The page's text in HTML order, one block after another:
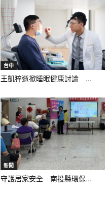
台中
王凱猝逝掀睡眠健康討論 ...
新聞
守護居家安全 南投縣環保...